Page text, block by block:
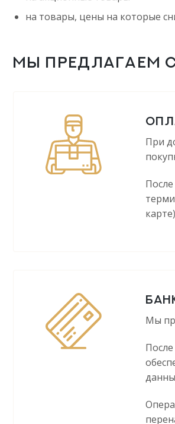
на товары, цены на которые
МЫ ПРЕДЛАГАЕМ
При
Мы